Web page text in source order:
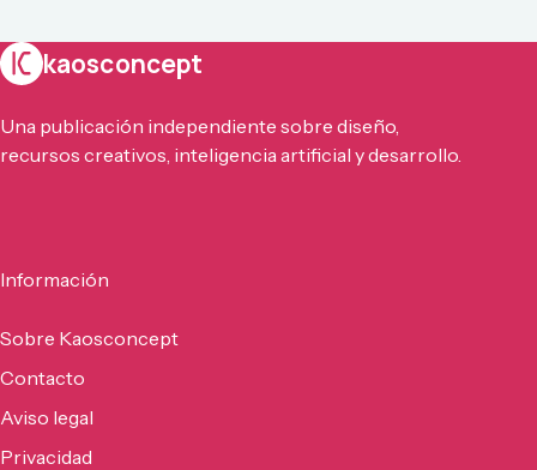
kaosconcept
Una publicación independiente sobre diseño,
recursos creativos, inteligencia artificial y desarrollo.
Información
Sobre Kaosconcept
Contacto
Aviso legal
Privacidad